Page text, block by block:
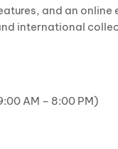
and an online
international
AM – 8:00 PM)